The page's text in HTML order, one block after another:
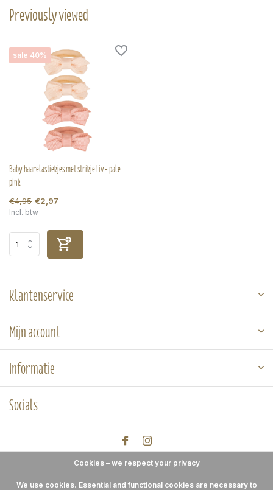
Previously viewed
sale 40%
Baby haarelastiekjes met strikje Liv - pale
pink
€4,95 €2,97
Incl. btw
Klantenservice
Mijn account
Informatie
Socials
Cookies – we respect your privacy
We use cookies. Essential and functional cookies are necessary to